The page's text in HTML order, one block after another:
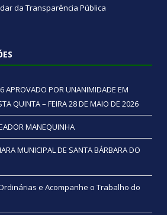
da Transparência Pública
APROVADO POR UNANIMIDADE EM
QUINTA – FEIRA 28 DE MAIO DE 2026
MANEQUINHA
MUNICIPAL DE SANTA BÁRBARA DO
e Acompanhe o Trabalho do